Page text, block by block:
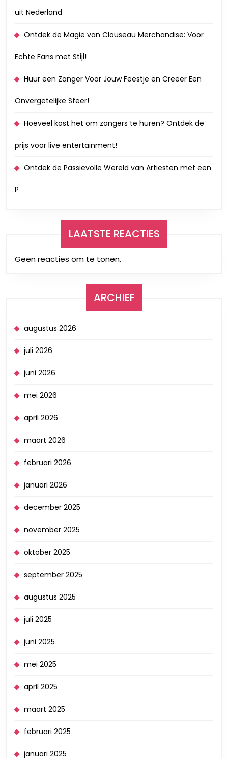
uit Nederland
Ontdek de Magie van Clouseau Merchandise: Voor
Echte Fans met Stijl!
Huur een Zanger Voor Jouw Feestje en Creëer Een
Onvergetelijke Sfeer!
Hoeveel kost het om zangers te huren? Ontdek de
prijs voor live entertainment!
Ontdek de Passievolle Wereld van Artiesten met een
P
LAATSTE REACTIES
Geen reacties om te tonen.
ARCHIEF
augustus 2026
juli 2026
juni 2026
mei 2026
april 2026
maart 2026
februari 2026
januari 2026
december 2025
november 2025
oktober 2025
september 2025
augustus 2025
juli 2025
juni 2025
mei 2025
april 2025
maart 2025
februari 2025
januari 2025